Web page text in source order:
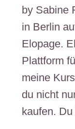
by Sabine
in Berlin
Elopage.
Plattform
meine
du nicht
kaufen.